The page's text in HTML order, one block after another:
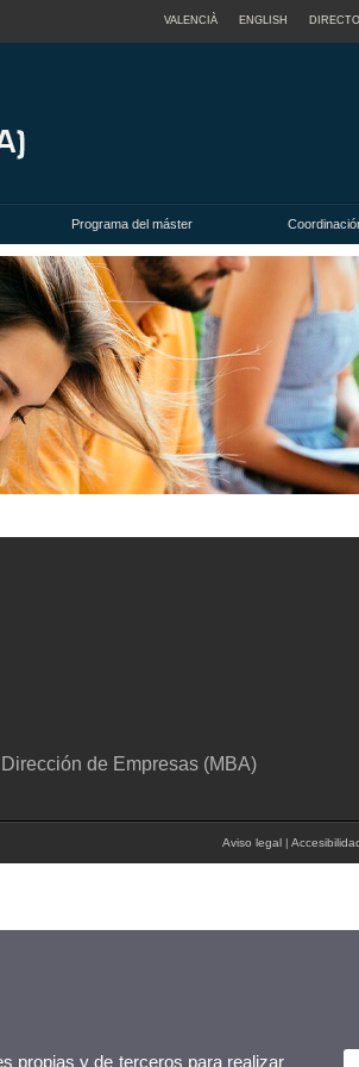
VALENCIÀ ENGLISH
Programa del máster
de Empresas (MBA)
Aviso legal |
propias y de terceros para realizar